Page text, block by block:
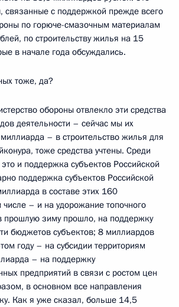
связанные с поддержкой прежде всего
по горюче-смазочным материалам
по строительству жилья на 15
в начале года обсуждались.
тоже, да?
обороны отвлекло эти средства
деятельности – сейчас мы их
– в строительство жилья для
тоже средства учтены. Среди
и поддержка субъектов Российской
поддержка субъектов Российской
в составе этих 160
– и на удорожание топочного
прошлую зиму прошло, на поддержку
бюджетов субъектов; 8 миллиардов
году – на субсидии территориям
– на поддержку
предприятий в связи с ростом цен
в основном все направления
Как я уже сказал, больше 14,5